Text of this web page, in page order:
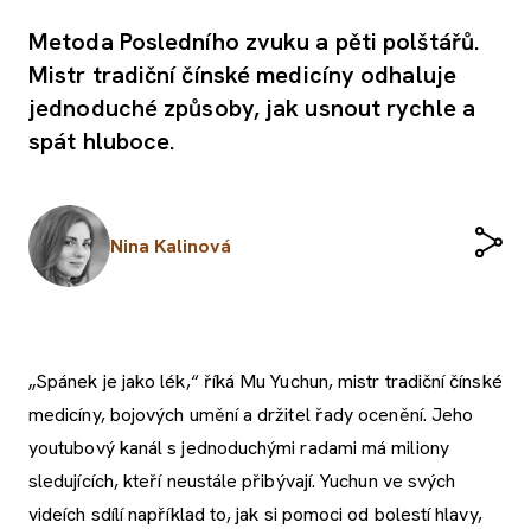
Metoda Posledního zvuku a pěti polštářů.
Mistr tradiční čínské medicíny odhaluje
jednoduché způsoby, jak usnout rychle a
spát hluboce.
Nina Kalinová
„Spánek je jako lék,“ říká Mu Yuchun, mistr tradiční čínské
medicíny, bojových umění a držitel řady ocenění. Jeho
youtubový kanál s jednoduchými radami má miliony
sledujících, kteří neustále přibývají. Yuchun ve svých
videích sdílí například to, jak si pomoci od bolestí hlavy,